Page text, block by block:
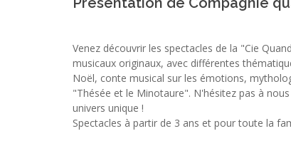
Venez découvrir les spectacles de la "Cie
musicaux originaux, avec différentes
Noël, conte musical sur les émotions,
"Thésée et le Minotaure". N'hésitez pas à
univers unique !
Spectacles à partir de 3 ans et pour toute la